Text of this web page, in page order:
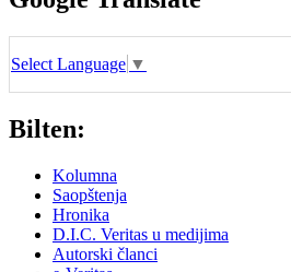
Select Language ▼
Bilten:
Kolumna
Saopštenja
Hronika
D.I.C. Veritas u medijima
Autorski članci